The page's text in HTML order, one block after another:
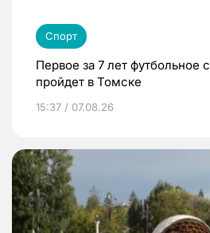
Спорт
Первое за 7 лет футбольное
пройдет в Томске
15:37 / 07.08.26